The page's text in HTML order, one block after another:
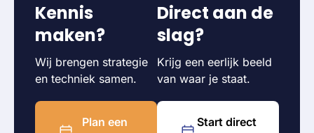
Kennis
maken?
Wij brengen strategie
en techniek samen.
Plan een
Direct aan de
slag?
Krijg een eerlijk beeld
van waar je staat.
Start direct